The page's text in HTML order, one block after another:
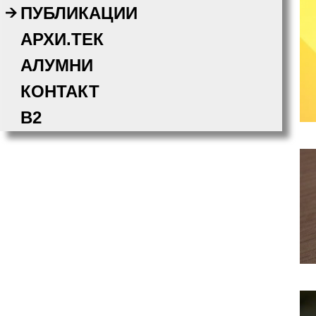
ПУБЛИКАЦИИ
АРХИ.ТЕК
АЛУМНИ
КОНТАКТ
B2